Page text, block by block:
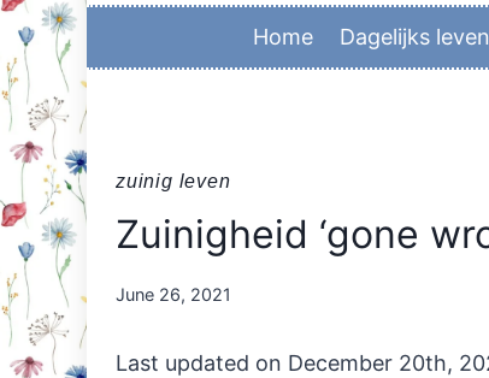
Home Dagelijks leven
zuinig leven
Zuinigheid ‘gone
By
June 26, 2021
Last updated on December 20th,